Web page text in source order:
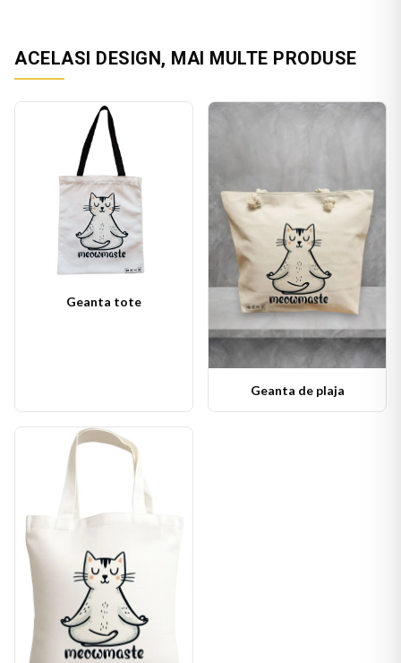
ACELASI DESIGN, MAI MULTE PRODUSE
Geanta tote
Geanta de plaja